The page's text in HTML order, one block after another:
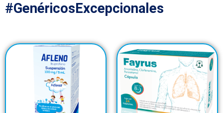
#GenéricosExcepcionales